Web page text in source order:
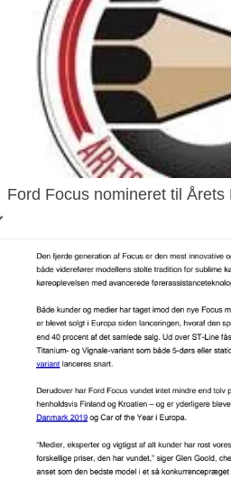
Ford Focus nomineret til